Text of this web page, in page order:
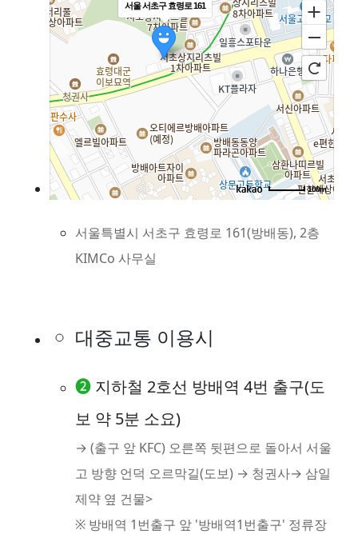
서울 서초구 효령로 161
100m
사무실 주소
서울특별시 서초구 효령로 161(방배동), 2층
KIMCo 사무실
대중교통 이용시
❷ 지하철 2호선 방배역 4번 출구(도
보 약 5분 소요)
→ (출구 앞 KFC) 오른쪽 뒷편으로 돌아서 서울
고 방향 언덕 오르막길(도보) → 청권사→ 삼일
제약 옆 건물>
※ 방배역 1번출구 앞 '방배역1번출구' 정류장